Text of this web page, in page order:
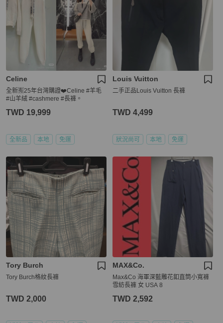
Celine
全新🈶️25年台灣購證❤️Celine #羊毛
#山羊絨 #cashmere #長褲。
TWD 19,999
全新品 本地 免運
Louis Vuitton
二手正品Louis Vuitton 長褲
TWD 4,499
狀況尚可 本地 免運
Tory Burch
Tory Burch格紋長褲
TWD 2,000
MAX&Co.
Max&Co 海軍深藍雕花釦直筒小寬褲
雪紡長褲 女 USA 8
TWD 2,592